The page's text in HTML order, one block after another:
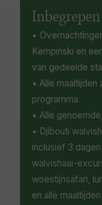
Inbegrepen
•
Kempinski en
van gedeelde
• Alle
programma
• Alle
• Djibouti
inclusief 3
walvishaai-
woestijnsafari,
en alle